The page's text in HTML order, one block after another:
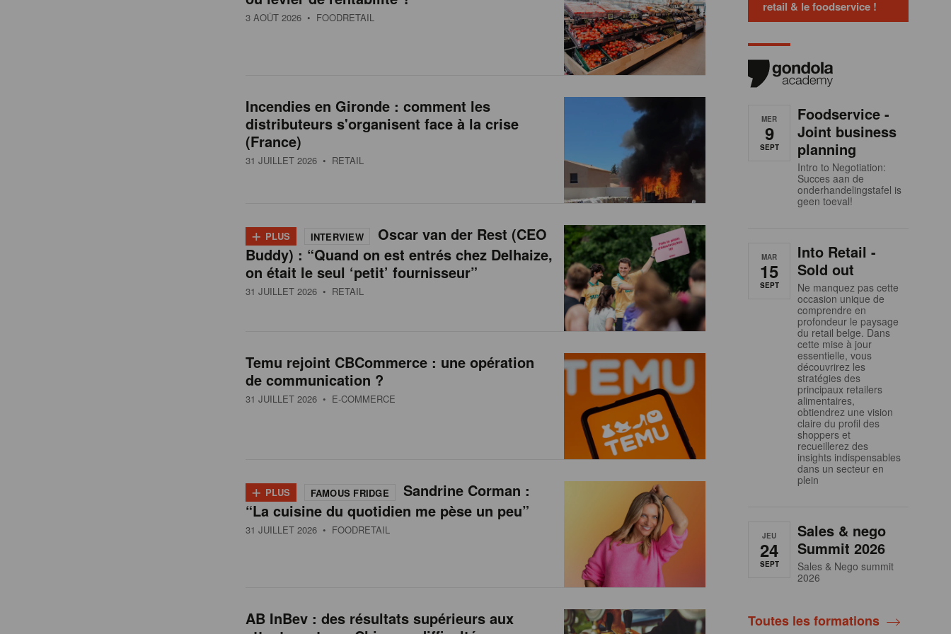
3 AOÛT 2026 • FOODRETAIL
Incendies en Gironde : comment les
distributeurs s'organisent face à la crise
(France)
31 JUILLET 2026 • RETAIL
+ PLUS INTERVIEW
Oscar van der Rest (CEO
Buddy) : “Quand on est entrés chez Delhaize,
on était le seul ‘petit’ fournisseur”
31 JUILLET 2026 • RETAIL
Temu rejoint CBCommerce : une opération
de communication ?
31 JUILLET 2026 • E-COMMERCE
+ PLUS FAMOUS FRIDGE
Sandrine Corman :
“La cuisine du quotidien me pèse un peu”
31 JUILLET 2026 • FOODRETAIL
AB InBev : des résultats supérieurs aux
retail & le foodservice !
MER
9
SEPT
Foodservice -
Joint business
planning
Intro to Negotiation:
Succes aan de
onderhandelingstafel is
geen toeval!
MAR
15
SEPT
Into Retail -
Sold out
Ne manquez pas cette
occasion unique de
comprendre en
profondeur le paysage
du retail belge. Dans
cette mise à jour
essentielle, vous
découvrirez les
stratégies des
principaux retailers
alimentaires,
obtiendrez une vision
claire du profil des
shoppers et
recueillerez des
insights indispensables
dans un secteur en
plein
JEU
24
SEPT
Sales & nego
Summit 2026
Sales & Nego summit
2026
Toutes les formations